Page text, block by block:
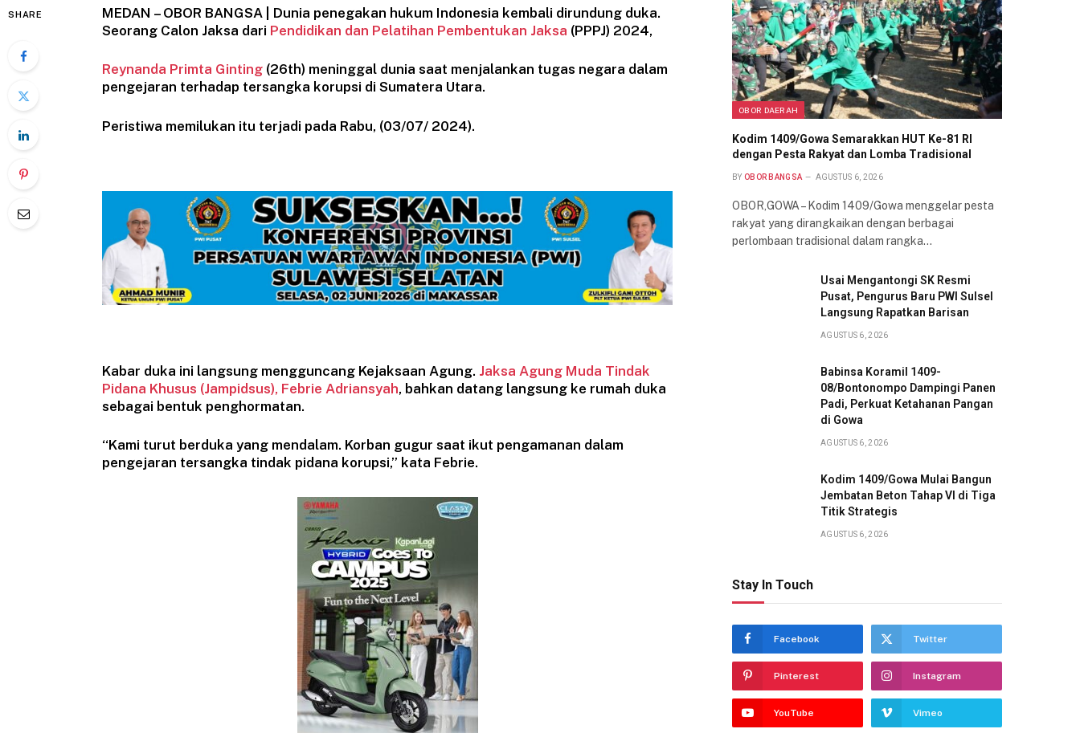
SHARE
MEDAN – OBOR BANGSA | Dunia penegakan hukum Indonesia kembali dirundung duka.
Seorang Calon Jaksa dari Pendidikan dan Pelatihan Pembentukan Jaksa (PPPJ) 2024,
Reynanda Primta Ginting (26th) meninggal dunia saat menjalankan tugas negara dalam
pengejaran terhadap tersangka korupsi di Sumatera Utara.
Peristiwa memilukan itu terjadi pada Rabu, (03/07/ 2024).
Kabar duka ini langsung mengguncang Kejaksaan Agung. Jaksa Agung Muda Tindak
Pidana Khusus (Jampidsus), Febrie Adriansyah, bahkan datang langsung ke rumah duka
sebagai bentuk penghormatan.
“Kami turut berduka yang mendalam. Korban gugur saat ikut pengamanan dalam
pengejaran tersangka tindak pidana korupsi,” kata Febrie.
OBOR DAERAH
Kodim 1409/Gowa Semarakkan HUT Ke-81 RI
dengan Pesta Rakyat dan Lomba Tradisional
BY OBOR BANGSA AGUSTUS 6, 2026
OBOR,GOWA – Kodim 1409/Gowa menggelar pesta
rakyat yang dirangkaikan dengan berbagai
perlombaan tradisional dalam rangka…
Usai Mengantongi SK Resmi
Pusat, Pengurus Baru PWI Sulsel
Langsung Rapatkan Barisan
AGUSTUS 6, 2026
Babinsa Koramil 1409-
08/Bontonompo Dampingi Panen
Padi, Perkuat Ketahanan Pangan
di Gowa
AGUSTUS 6, 2026
Kodim 1409/Gowa Mulai Bangun
Jembatan Beton Tahap VI di Tiga
Titik Strategis
AGUSTUS 6, 2026
Stay In Touch
Facebook Twitter
Pinterest Instagram
YouTube Vimeo